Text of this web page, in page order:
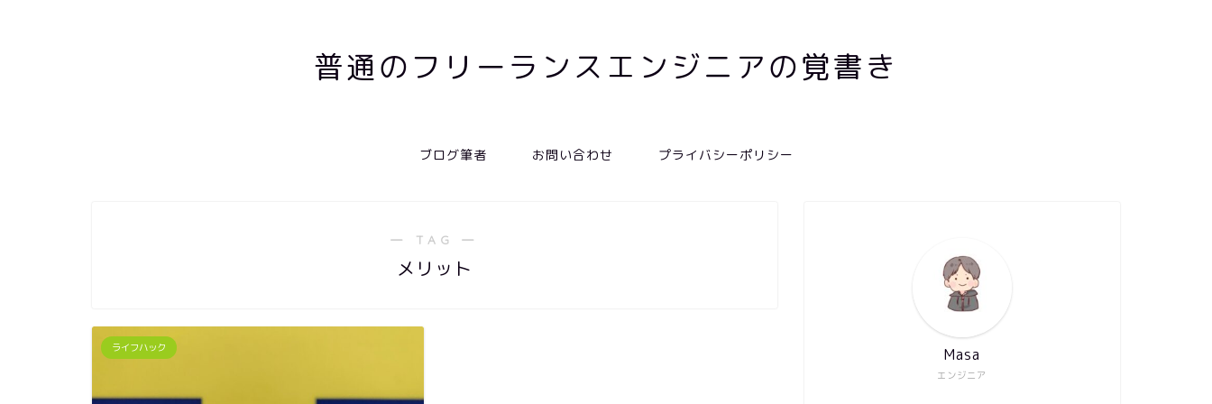
普通のフリーランスエンジニアの覚書き
ブログ筆者 お問い合わせ プライバシーポリシー
― TAG ―
メリット
ライフハック
エンジニア
Masa